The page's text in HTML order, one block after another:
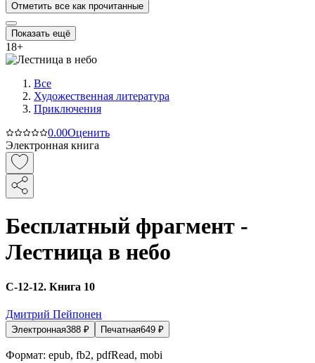
Отметить все как прочитанные
Показать ещё
18+
Все
Художественная литература
Приключения
0.00Оценить
Электронная книга
Бесплатный фрагмент -
Лестница в небо
С-12-12. Книга 10
Дмитрий Пейпонен
Электронная388 ₽ Печатная649 ₽
Формат: epub, fb2, pdfRead, mobi